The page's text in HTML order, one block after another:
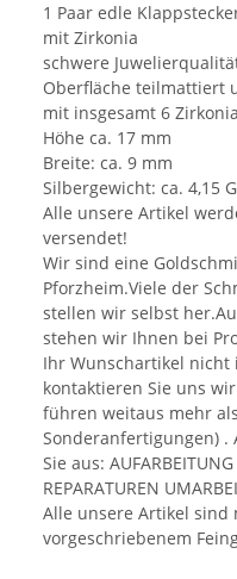
1 Paar edle
mit Zirkonia
schwere
Oberfläche teilmattiert
mit insgesamt 6
Höhe ca. 17 mm
Breite: ca. 9 mm
Silbergewicht: ca. 4,15
Alle unsere Artikel
versendet!
Wir sind eine
Pforzheim.Viele der
stellen wir selbst
stehen wir Ihnen bei
Ihr Wunschartikel nicht
kontaktieren Sie uns
führen weitaus mehr
Sonderanfertigungen)
Sie aus:
REPARATUREN
Alle unsere Artikel sind
vorgeschriebenem